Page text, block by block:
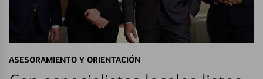
ASESORAMIENTO Y ORIENTACIÓN